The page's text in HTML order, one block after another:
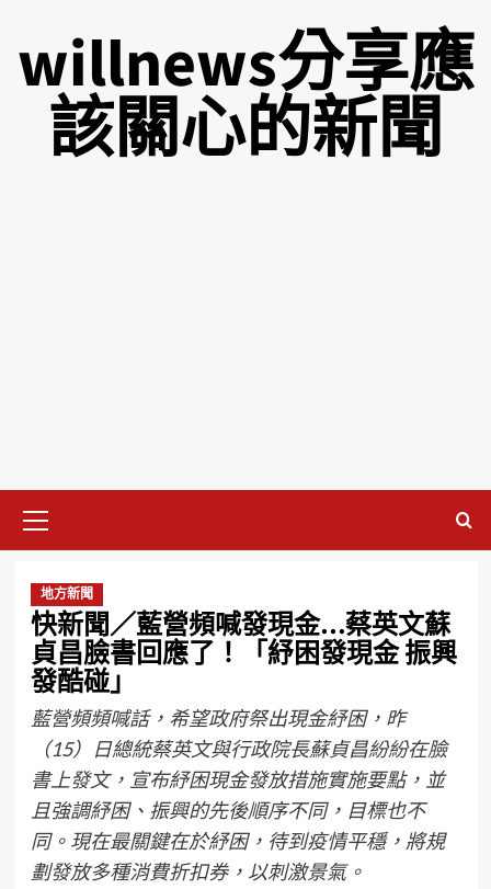
willnews分享應
該關心的新聞
地方新聞
快新聞／藍營頻喊發現金…蔡英文蘇
貞昌臉書回應了！「紓困發現金 振興
發酷碰」
藍營頻頻喊話，希望政府祭出現金紓困，昨
（15）日總統蔡英文與行政院長蘇貞昌紛紛在臉
書上發文，宣布紓困現金發放措施實施要點，並
且強調紓困、振興的先後順序不同，目標也不
同。現在最關鍵在於紓困，待到疫情平穩，將規
劃發放多種消費折扣券，以刺激景氣。